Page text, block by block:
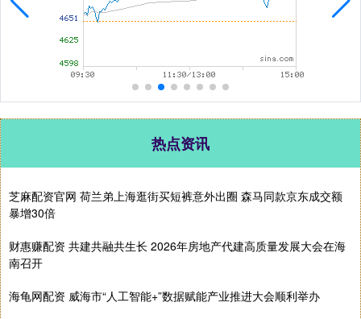
热点资讯
芝麻配资官网 荷兰弟上海逛街买短裤意外出圈 森马同款京东成交额
暴增30倍
财惠赚配资 共建共融共生长 2026年房地产代建高质量发展大会在海
南召开
海龟网配资 威海市“人工智能+”数据赋能产业推进大会顺利举办